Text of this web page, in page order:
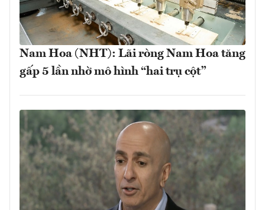
Nam Hoa (NHT): Lãi ròng Nam Hoa tăng
gấp 5 lần nhờ mô hình “hai trụ cột”